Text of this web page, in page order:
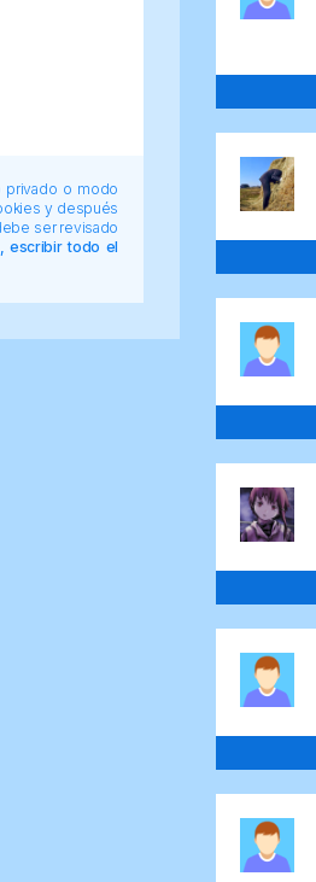
privado o modo
y después
ser revisado
escribir todo el